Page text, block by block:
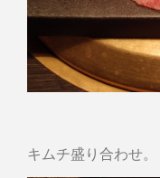
キムチ盛り合わせ。